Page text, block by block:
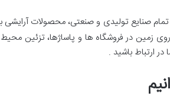
صنایع تولیدی و صنعتی، محصولات
در فروشگاه ها و پاساژها، تزئین محیط
ارتباط باشید .